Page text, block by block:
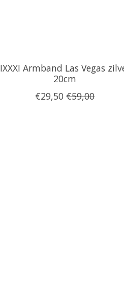
IXXXI Armband Las Vegas
20cm
€29,50 €59,00